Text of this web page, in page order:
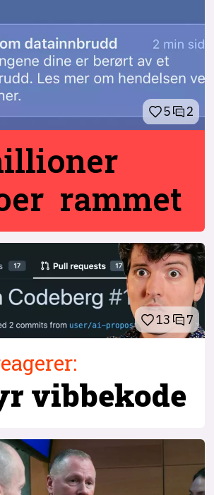
5 2
rammet
13 7
vibbekode